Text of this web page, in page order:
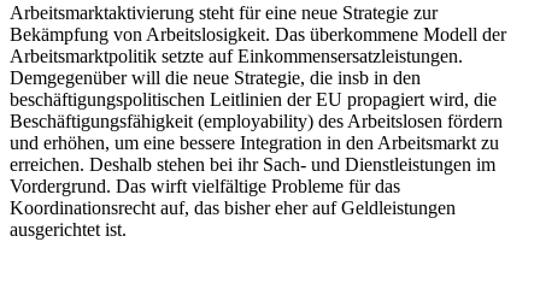
Arbeitsmarktaktivierung steht für eine neue Strategie zur
Bekämpfung von Arbeitslosigkeit. Das überkommene Modell der
Arbeitsmarktpolitik setzte auf Einkommensersatzleistungen.
Demgegenüber will die neue Strategie, die insb in den
beschäftigungspolitischen Leitlinien der EU propagiert wird, die
Beschäftigungsfähigkeit (employability) des Arbeitslosen fördern
und erhöhen, um eine bessere Integration in den Arbeitsmarkt zu
erreichen. Deshalb stehen bei ihr Sach- und Dienstleistungen im
Vordergrund. Das wirft vielfältige Probleme für das
Koordinationsrecht auf, das bisher eher auf Geldleistungen
ausgerichtet ist.